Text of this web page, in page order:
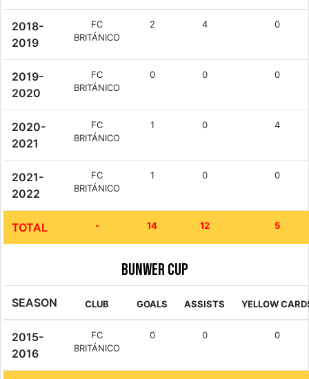
2018-
2019
FC
BRITÁNICO
2 4 0
2019-
2020
FC
BRITÁNICO
0 0 0
2020-
2021
FC
BRITÁNICO
1 0 4
2021-
2022
FC
BRITÁNICO
1 0 0
TOTAL - 14 12 5
Bunwer Cup
SEASON CLUB GOALS ASSISTS YELLOW
2015-
2016
FC
BRITÁNICO
0 0 0